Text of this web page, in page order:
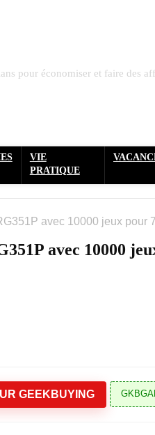
pour économiser et faire des
VIE
PRATIQUE
avec 10000 jeux pour
avec 10000
GEEKBUYING